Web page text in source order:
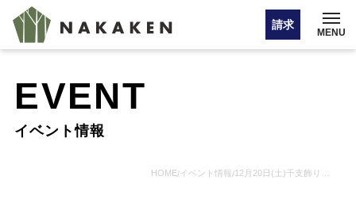
請求
MENU
EVENT
イベント情報
HOME/イベント情報/